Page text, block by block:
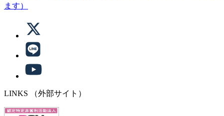
ます）
LINKS （外部サイト）